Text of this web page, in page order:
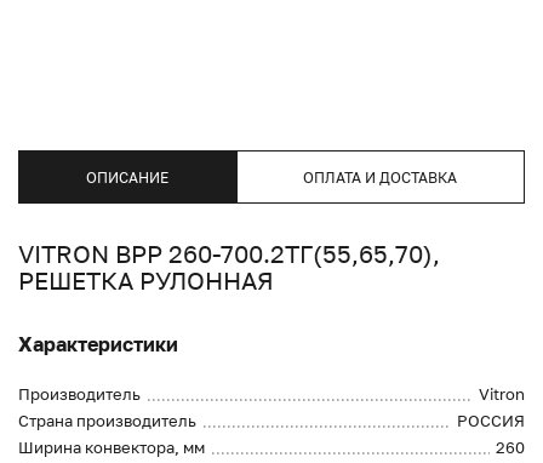
ОПИСАНИЕ ОПЛАТА И ДОСТАВКА
VITRON ВРР 260-700.2ТГ(55,65,70),
РЕШЕТКА РУЛОННАЯ
Характеристики
Производитель
Vitron
Страна производитель
РОССИЯ
Ширина конвектора, мм
260